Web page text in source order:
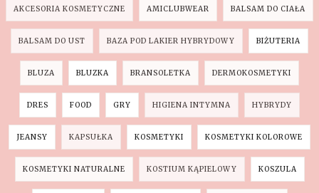
AKCESORIA KOSMETYCZNE AMICLUBWEAR BALSAM DO CIAŁA
BALSAM DO UST BAZA POD LAKIER HYBRYDOWY BIŻUTERIA
BLUZA BLUZKA BRANSOLETKA DERMOKOSMETYKI
DRES FOOD GRY HIGIENA INTYMNA HYBRYDY
JEANSY KAPSUŁKA KOSMETYKI KOSMETYKI KOLOROWE
KOSMETYKI NATURALNE KOSTIUM KĄPIELOWY KOSZULA